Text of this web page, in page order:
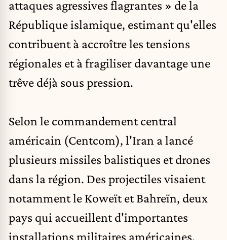
attaques agressives flagrantes » de la
République islamique, estimant qu'elles
contribuent à accroître les tensions
régionales et à fragiliser davantage une
trêve déjà sous pression.
Selon le commandement central
américain (Centcom), l'Iran a lancé
plusieurs missiles balistiques et drones
dans la région. Des projectiles visaient
notamment le Koweït et Bahreïn, deux
pays qui accueillent d'importantes
installations militaires américaines.